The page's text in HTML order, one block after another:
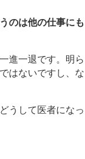
のは他の仕事にも
進一退です。明ら
はないですし、な
うして医者になっ